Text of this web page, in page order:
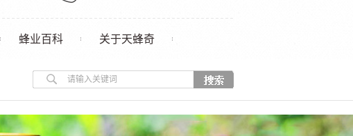
蜂业百科 关于天蜂奇